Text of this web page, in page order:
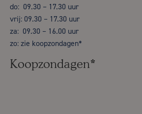
do: 09.30 – 17.30 uur
vrij: 09.30 – 17.30 uur
za: 09.30 – 16.00 uur
zo: zie koopzondagen*
Koopzondagen*